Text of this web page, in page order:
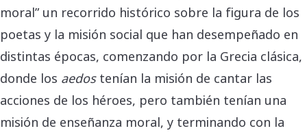
moral” un recorrido histórico sobre la figura de los
poetas y la misión social que han desempeñado en
distintas épocas, comenzando por la Grecia clásica,
donde los aedostenían la misión de cantar las
acciones de los héroes, pero también tenían una
misión de enseñanza moral, y terminando con la